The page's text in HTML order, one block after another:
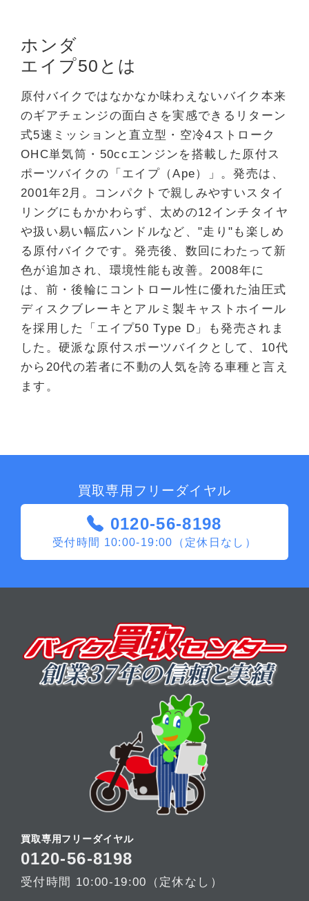
ホンダ
エイプ50とは
原付バイクではなかなか味わえないバイク本来
のギアチェンジの面白さを実感できるリターン
式5速ミッションと直立型・空冷4ストローク
OHC単気筒・50ccエンジンを搭載した原付ス
ポーツバイクの「エイプ（Ape）」。発売は、
2001年2月。コンパクトで親しみやすいスタイ
リングにもかかわらず、太めの12インチタイヤ
や扱い易い幅広ハンドルなど、"走り"も楽しめ
る原付バイクです。発売後、数回にわたって新
色が追加され、環境性能も改善。2008年に
は、前・後輪にコントロール性に優れた油圧式
ディスクブレーキとアルミ製キャストホイール
を採用した「エイプ50 Type D」も発売されま
した。硬派な原付スポーツバイクとして、10代
から20代の若者に不動の人気を誇る車種と言え
ます。
買取専用フリーダイヤル
0120-56-8198
受付時間 10:00-19:00（定休日なし）
買取専用フリーダイヤル
0120-56-8198
受付時間 10:00-19:00（定休なし）